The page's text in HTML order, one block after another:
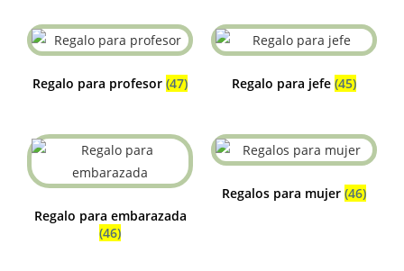
Regalo para profesor (47) Regalo para jefe (45)
Regalo para embarazada
(46)
Regalos para mujer (46)